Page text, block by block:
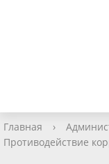
Главная ›
Противодействие